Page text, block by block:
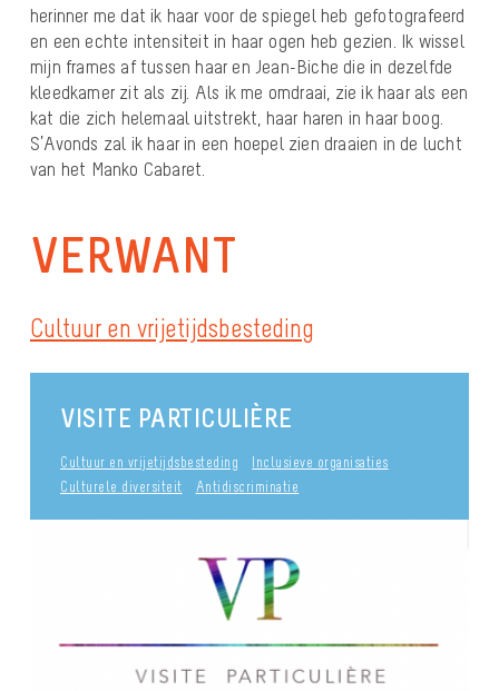
herinner me dat ik haar voor de spiegel heb gefotografeerd
en een echte intensiteit in haar ogen heb gezien. Ik wissel
mijn frames af tussen haar en Jean-Biche die in dezelfde
kleedkamer zit als zij. Als ik me omdraai, zie ik haar als een
kat die zich helemaal uitstrekt, haar haren in haar boog.
S’Avonds zal ik haar in een hoepel zien draaien in de lucht
van het Manko Cabaret.
VERWANT
Cultuur en vrijetijdsbesteding
VISITE PARTICULIÈRE
Cultuur en vrijetijdsbesteding
Inclusieve organisaties
Culturele diversiteit
Antidiscriminatie